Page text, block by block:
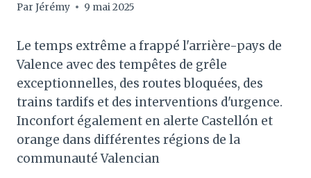
Par Jérémy 9 mai 2025
Le temps extrême a frappé l'arrière-pays de
Valence avec des tempêtes de grêle
exceptionnelles, des routes bloquées, des
trains tardifs et des interventions d'urgence.
Inconfort également en alerte Castellón et
orange dans différentes régions de la
communauté Valencian